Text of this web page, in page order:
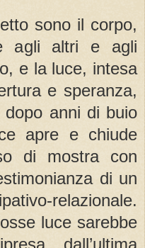
sono il corpo,
agli altri e agli
e la luce, intesa
e speranza,
anni di buio
apre e chiude
di mostra con
di un
relazionale.
luce sarebbe
dall’ultima